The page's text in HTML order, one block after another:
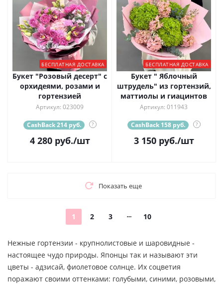
БЕСПЛАТНАЯ ДОСТАВКА
Букет "Розовый десерт" с
орхидеями, розами и
гортензией
Артикул: 023009
CashBack 214 руб. ?
4 280руб./шт
БЕСПЛАТНАЯ ДОСТАВКА
Букет " Яблочный
штрудель" из гортензий,
маттиолы и гиацинтов
Артикул: 011943
CashBack 158 руб. ?
3 150руб./шт
Показать еще
1 2 3 10
Нежные гортензии - крупнолистовые и шаровидные -
настоящее чудо природы. Японцы так и называют эти
цветы - адзисай, фиолетовое солнце. Их соцветия
поражают своими оттенками: голубыми, синими, розовыми,